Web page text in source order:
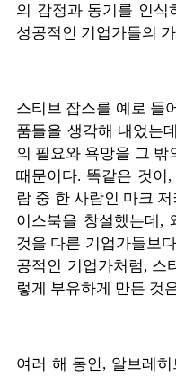
의 감정과 동기를 인식
성공적인 기업가들의
스티브 잡스를 예로 들
품들을 생각해 내었는데
의 필요와 욕망을 그 밖
때문이다. 똑같은 것이 ,
람 중 한 사람인 마크
이스북을 창설했는데 ,
것을 다른 기업가들보
공적인 기업가처럼, 스
렇게 부유하게 만든 것
여러 해 동안, 알브레히